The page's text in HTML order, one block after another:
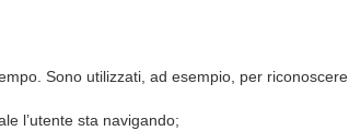
Sono utilizzati, ad esempio, per riconoscere
l’utente sta navigando;